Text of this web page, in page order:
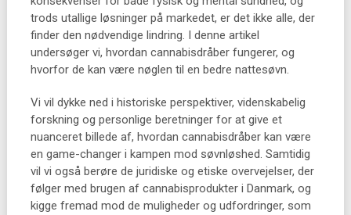
trods utallige løsninger på markedet, er det ikke alle, der
finder den nødvendige lindring. I denne artikel
undersøger vi, hvordan cannabisdråber fungerer, og
hvorfor de kan være nøglen til en bedre nattesøvn.
Vi vil dykke ned i historiske perspektiver, videnskabelig
forskning og personlige beretninger for at give et
nuanceret billede af, hvordan cannabisdråber kan være
en game-changer i kampen mod søvnløshed. Samtidig
vil vi også berøre de juridiske og etiske overvejelser, der
følger med brugen af cannabisprodukter i Danmark, og
kigge fremad mod de muligheder og udfordringer, som